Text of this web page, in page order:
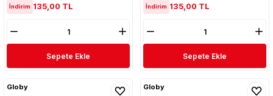
İndirim 135,00 TL
Sepete Ekle
İndirim 135,00 TL
Sepete Ekle
Globy Globy